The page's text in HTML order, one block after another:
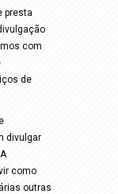
presta
com
de
divulgar
como
outras